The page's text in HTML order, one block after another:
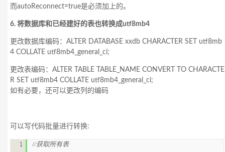
而autoReconnect=true是必须加上的。
6. 将数据库和已经建好的表也转换成utf8mb4
更改数据库编码：ALTER DATABASE xxdb CHARACTER SET utf8mb
4 COLLATE utf8mb4_general_ci;
更改表编码：ALTER TABLE TABLE_NAME CONVERT TO CHARACTE
R SET utf8mb4 COLLATE utf8mb4_general_ci;
如有必要，还可以更改列的编码
可以写代码批量进行转换:
1
//获取所有表